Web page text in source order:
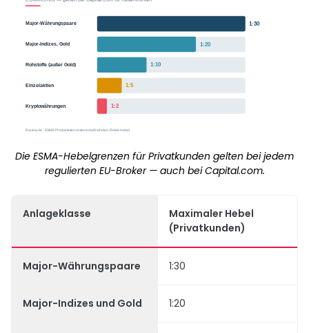
Die ESMA-Hebelgrenzen für Privatkunden gelten bei jedem
regulierten EU-Broker — auch bei Capital.com.
Anlageklasse
Maximaler Hebel
(Privatkunden)
Major-Währungspaare 1:30
Major-Indizes und Gold 1:20